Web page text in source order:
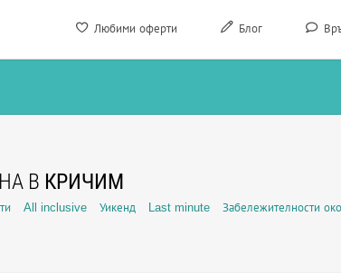
Любими оферти Блог
В КРИЧИМ
All inclusive Уикенд Last minute Забележителности